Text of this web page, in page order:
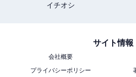
イチオシ
サイト情報
会社概要
プライバシーポリシー